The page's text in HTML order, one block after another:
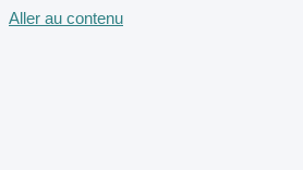
Aller au contenu